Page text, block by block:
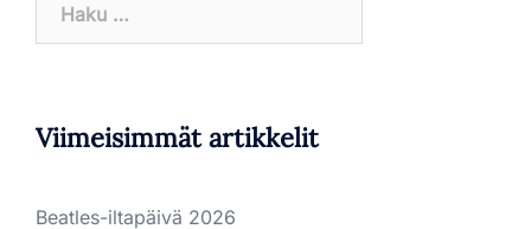
Viimeisimmät artikkelit
Beatles-iltapäivä 2026